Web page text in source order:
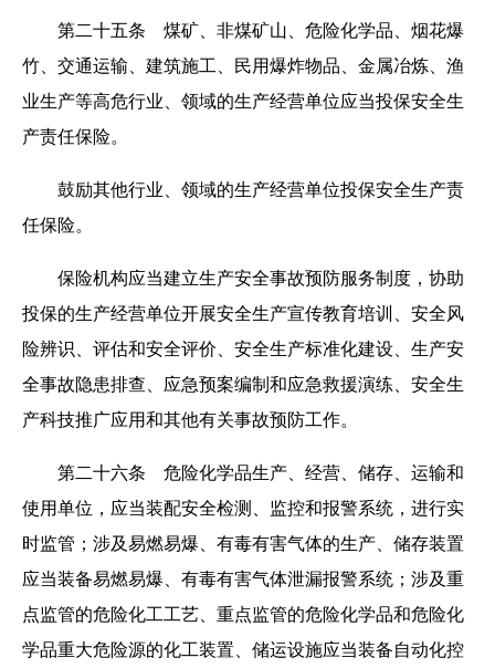
第二十五条 煤矿、非煤矿山、危险化学品、烟花爆
竹、交通运输、建筑施工、民用爆炸物品、金属冶炼、渔
业生产等高危行业、领域的生产经营单位应当投保安全生
产责任保险。
鼓励其他行业、领域的生产经营单位投保安全生产责
任保险。
保险机构应当建立生产安全事故预防服务制度，协助
投保的生产经营单位开展安全生产宣传教育培训、安全风
险辨识、评估和安全评价、安全生产标准化建设、生产安
全事故隐患排查、应急预案编制和应急救援演练、安全生
产科技推广应用和其他有关事故预防工作。
第二十六条 危险化学品生产、经营、储存、运输和
使用单位，应当装配安全检测、监控和报警系统，进行实
时监管；涉及易燃易爆、有毒有害气体的生产、储存装置
应当装备易燃易爆、有毒有害气体泄漏报警系统；涉及重
点监管的危险化工工艺、重点监管的危险化学品和危险化
学品重大危险源的化工装置、储运设施应当装备自动化控